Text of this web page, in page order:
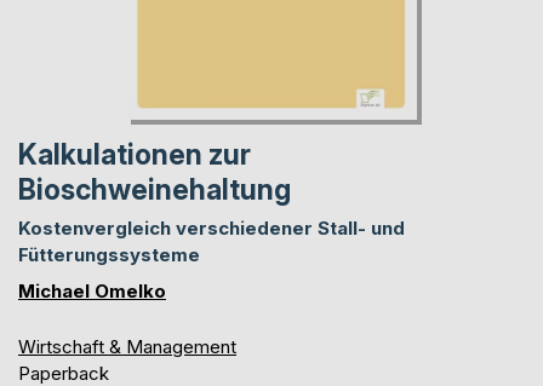
Kalkulationen zur
Bioschweinehaltung
Kostenvergleich verschiedener Stall- und
Fütterungssysteme
Michael Omelko
Wirtschaft & Management
Paperback